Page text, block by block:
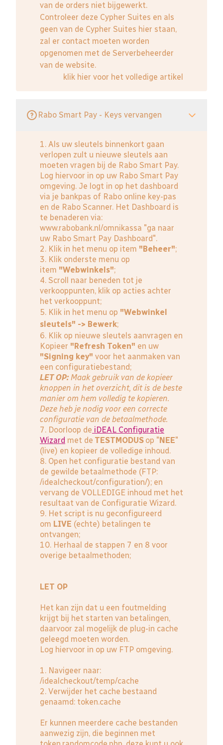
van de orders niet bijgewerkt.
Controleer deze Cypher Suites en als
geen van de Cypher Suites hier staan,
zal er contact moeten worden
opgenomen met de Serverbeheerder
van de website.
klik hier voor het volledige artikel
Rabo Smart Pay - Keys vervangen
1. Als uw sleutels binnenkort gaan
verlopen zult u nieuwe sleutels aan
moeten vragen bij de Rabo Smart Pay.
Log hiervoor in op uw Rabo Smart Pay
omgeving. Je logt in op het dashboard
via je bankpas of Rabo online key-pas
en de Rabo Scanner. Het Dashboard is
te benaderen via:
www.rabobank.nl/omnikassa "ga naar
uw Rabo Smart Pay Dashboard".
2. Klik in het menu op item "Beheer";
3. Klik onderste menu op
item "Webwinkels";
4. Scroll naar beneden tot je
verkooppunten, klik op acties achter
het verkooppunt;
5. Klik in het menu op "Webwinkel
sleutels" -> Bewerk;
6. Klik op nieuwe sleutels aanvragen en
Kopieer "Refresh Token" en uw
"Signing key" voor het aanmaken van
een configuratiebestand;
LET OP: Maak gebruik van de kopieer
knoppen in het overzicht, dit is de beste
manier om hem volledig te kopieren.
Deze heb je nodig voor een correcte
configuratie van de betaalmethode.
7. Doorloop de iDEAL Configuratie
Wizard met de TESTMODUS op "NEE"
(live) en kopieer de volledige inhoud.
8. Open het configuratie bestand van
de gewilde betaalmethode (FTP:
/idealcheckout/configuration/); en
vervang de VOLLEDIGE inhoud met het
resultaat van de Configuratie Wizard.
9. Het script is nu geconfigureerd
om LIVE (echte) betalingen te
ontvangen;
10. Herhaal de stappen 7 en 8 voor
overige betaalmethoden;
LET OP
Het kan zijn dat u een foutmelding
krijgt bij het starten van betalingen,
daarvoor zal mogelijk de plug-in cache
geleegd moeten worden.
Log hiervoor in op uw FTP omgeving.
1. Navigeer naar:
/idealcheckout/temp/cache
2. Verwijder het cache bestaand
genaamd: token.cache
Er kunnen meerdere cache bestanden
aanwezig zijn, die beginnen met